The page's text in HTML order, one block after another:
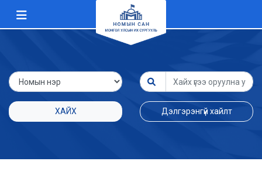
ХАЙХ Дэлгэрэнгүй хайлт